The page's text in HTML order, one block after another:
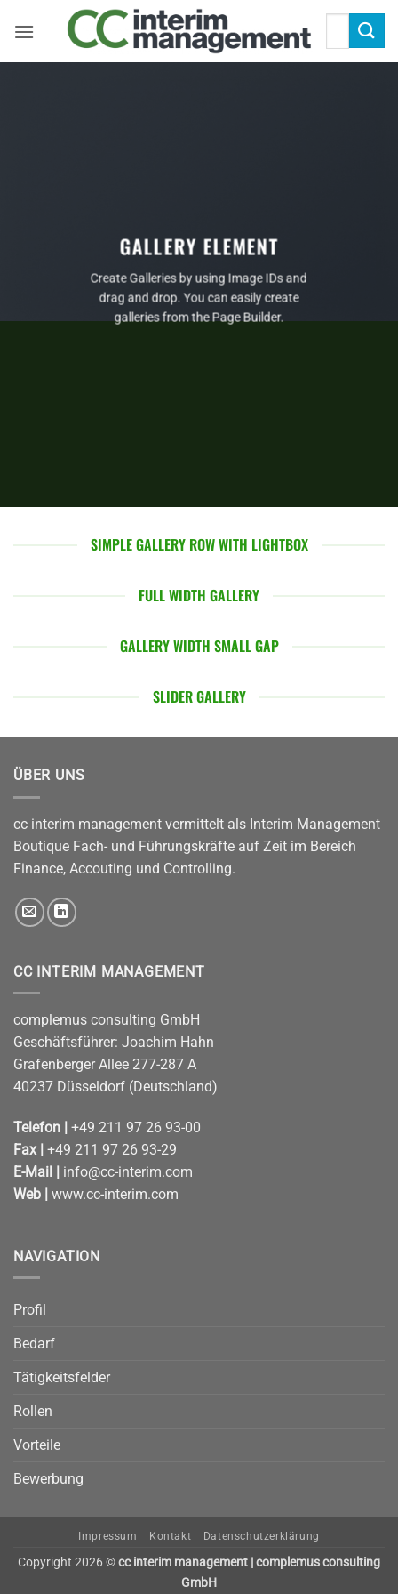
Inhalt
Suchen
GALLERY ELEMENT
Create Galleries by using Image IDs and
drag and drop. You can easily create
galleries from the Page Builder.
SIMPLE GALLERY ROW WITH LIGHTBOX
FULL WIDTH GALLERY
GALLERY WIDTH SMALL GAP
SLIDER GALLERY
ÜBER UNS
cc interim management vermittelt als Interim Management
Boutique Fach- und Führungskräfte auf Zeit im Bereich
Finance, Accouting und Controlling.
CC INTERIM MANAGEMENT
complemus consulting GmbH
Geschäftsführer: Joachim Hahn
Grafenberger Allee 277-287 A
40237 Düsseldorf (Deutschland)
Telefon | +49 211 97 26 93-00
Fax | +49 211 97 26 93-29
E-Mail | info@cc-interim.com
Web | www.cc-interim.com
NAVIGATION
Profil
Bedarf
Tätigkeitsfelder
Rollen
Vorteile
Bewerbung
Impressum Kontakt Datenschutzerklärung
Copyright 2026 ©cc interim management | complemus consulting
GmbH